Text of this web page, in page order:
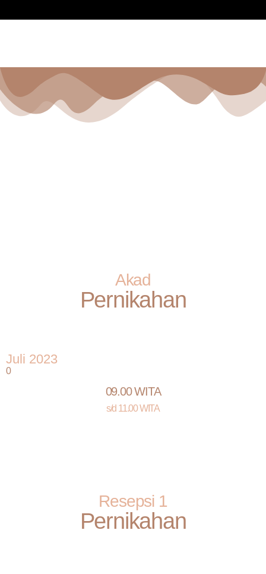
Akad
Pernikahan
Juli 2023
0
09.00 WITA
s/d 11.00 WITA
Resepsi 1
Pernikahan